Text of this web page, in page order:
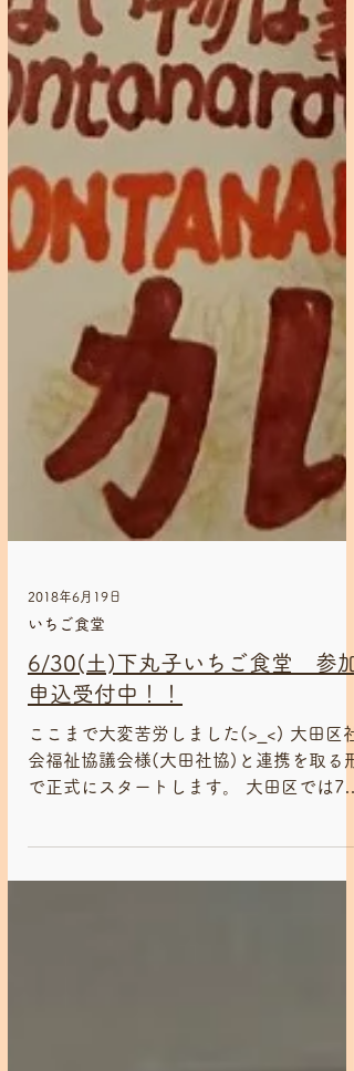
2018年6月19日
いちご食堂
6/30(土)下丸子いちご食堂 参加
申込受付中！！
ここまで大変苦労しました(>_<) 大田区社
会福祉協議会様(大田社協)と連携を取る形
目に登録されました。 そしてＮＰＯ一期